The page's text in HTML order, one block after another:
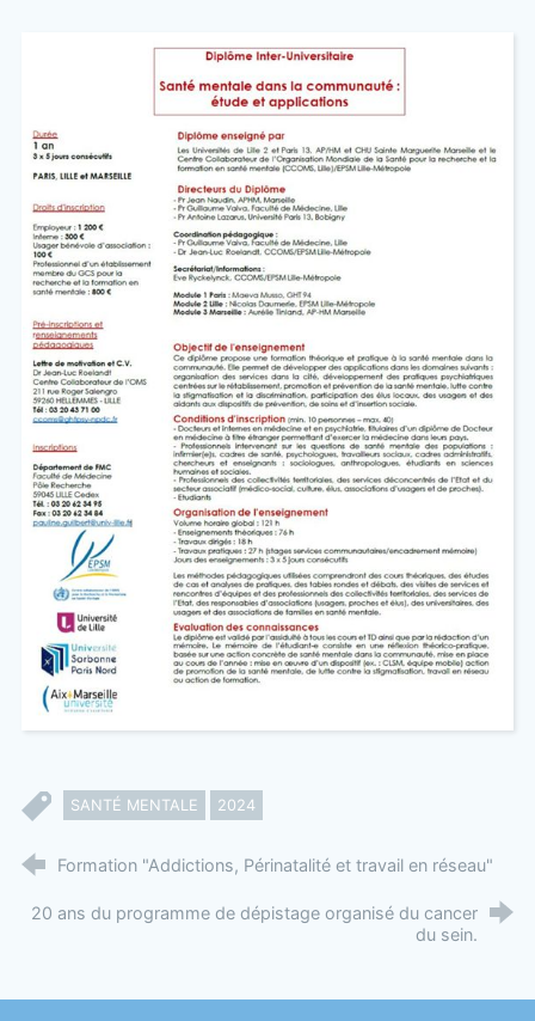
SANTÉ MENTALE 2024
Formation "Addictions, Périnatalité et travail en réseau"
20 ans du programme de dépistage organisé du cancer
du sein.